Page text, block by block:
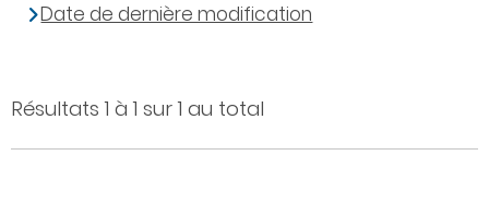
Résultats 1 à 1 sur 1 au total
Date de dernière modification